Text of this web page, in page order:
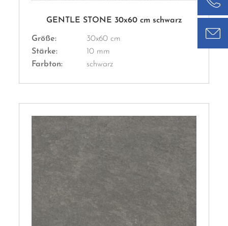
GENTLE STONE 30x60 cm schwarz
Größe:
30x60 cm
Stärke:
10 mm
Farbton:
schwarz